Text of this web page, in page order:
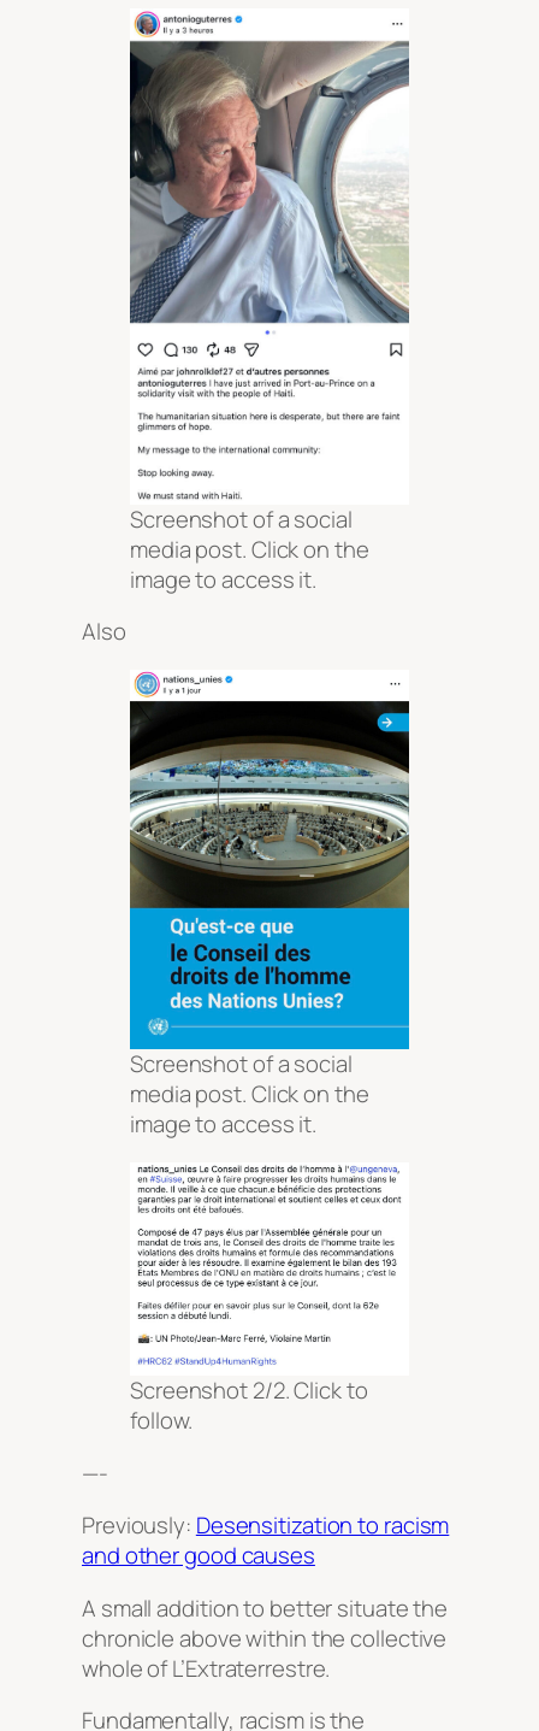
Screenshot of a social
media post. Click on the
image to access it.
Also
Screenshot of a social
media post. Click on the
image to access it.
Screenshot 2/2. Click to
follow.
—-
Previously: Desensitization to racism
and other good causes
A small addition to better situate the
chronicle above within the collective
whole of L’Extraterrestre.
Fundamentally, racism is the